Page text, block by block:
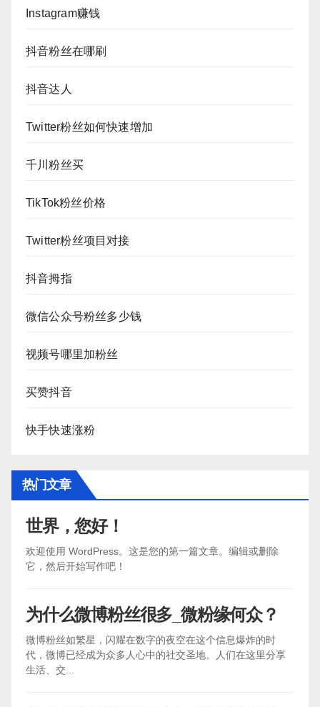
Instagram赚钱
抖音粉丝在哪刷
抖音达人
Twitter粉丝如何快速增加
千川粉丝买
TikTok粉丝价格
Twitter粉丝项目对接
抖音拇指
微信公众号粉丝多少钱
视频号哪里加粉丝
买赞抖音
快手快速涨粉
热门文章
世界，您好！
欢迎使用 WordPress。这是您的第一篇文章。编辑或删除
它，然后开始写作吧！
为什么微博粉丝很多_微粉缘何众？
微博粉丝如繁星，闪耀在数字的夜空在这个信息爆炸的时
代，微博已经成为众多人心中的社交圣地。人们在这里分享
生活、交...